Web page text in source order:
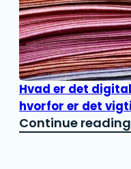
Hvad er det
hvorfor er det
Continue reading